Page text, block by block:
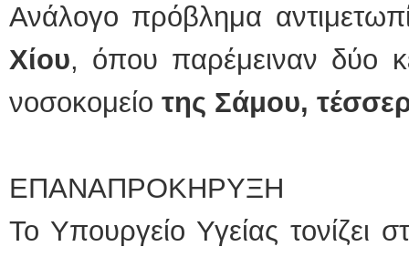
Ανάλογο πρόβλημα
Χίου, όπου παρέμειναν δύο
νοσοκομείο της Σάμου,
ΕΠΑΝΑΠΡΟΚΗΡΥΞΗ
Το Υπουργείο Υγείας τονίζει